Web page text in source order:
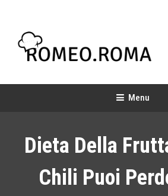
Content
Menu
Dieta Della
Chili Puoi